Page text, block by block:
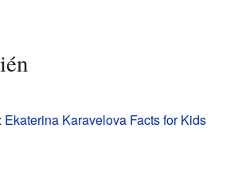
Ekaterina Karavelova Facts for Kids